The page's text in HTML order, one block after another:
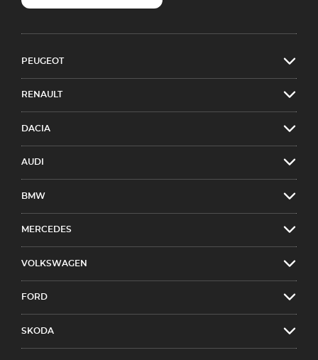
PEUGEOT
RENAULT
DACIA
AUDI
BMW
MERCEDES
VOLKSWAGEN
FORD
SKODA